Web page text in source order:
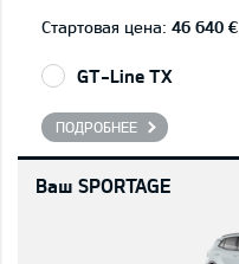
Стартовая цена: 46 640 €
GT-Line TX
ПОДРОБНЕЕ
Ваш SPORTAGE